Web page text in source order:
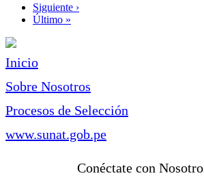
Siguiente
página
Siguiente ›
Última
Último »
Inicio
Sobre Nosotros
Procesos de Selección
www.sunat.gob.pe
Conéctate con